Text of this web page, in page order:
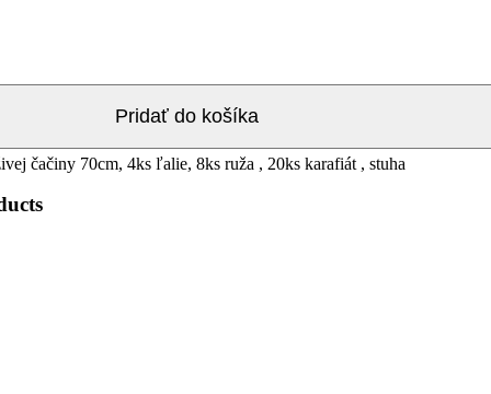
Pridať do košíka
čačiny 70cm, 4ks ľalie, 8ks ruža , 20ks karafiát , stuha